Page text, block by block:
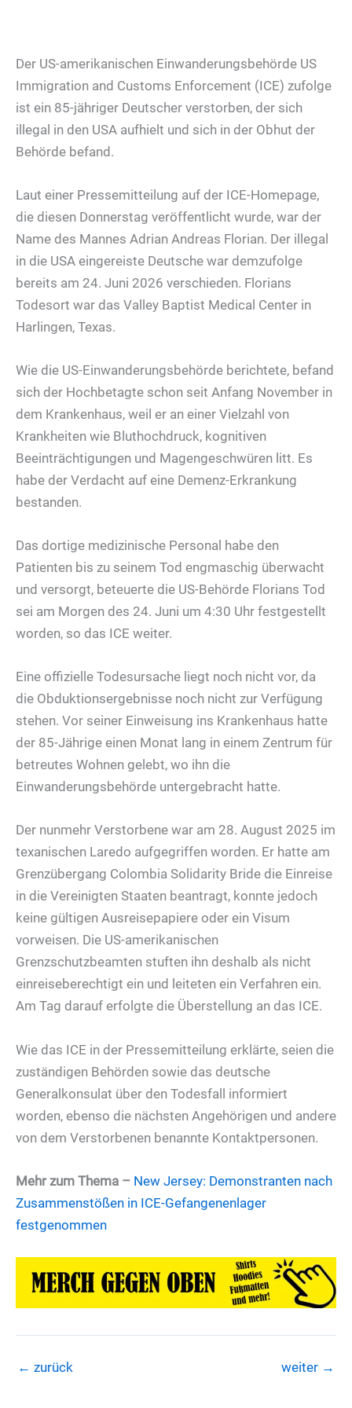
Der US-amerikanischen Einwanderungsbehörde US
Immigration and Customs Enforcement (ICE) zufolge
ist ein 85-jähriger Deutscher verstorben, der sich
illegal in den USA aufhielt und sich in der Obhut der
Behörde befand.
Laut einer Pressemitteilung auf der ICE-Homepage,
die diesen Donnerstag veröffentlicht wurde, war der
Name des Mannes Adrian Andreas Florian. Der illegal
in die USA eingereiste Deutsche war demzufolge
bereits am 24. Juni 2026 verschieden. Florians
Todesort war das Valley Baptist Medical Center in
Harlingen, Texas.
Wie die US-Einwanderungsbehörde berichtete, befand
sich der Hochbetagte schon seit Anfang November in
dem Krankenhaus, weil er an einer Vielzahl von
Krankheiten wie Bluthochdruck, kognitiven
Beeinträchtigungen und Magengeschwüren litt. Es
habe der Verdacht auf eine Demenz-Erkrankung
bestanden.
Das dortige medizinische Personal habe den
Patienten bis zu seinem Tod engmaschig überwacht
und versorgt, beteuerte die US-Behörde Florians Tod
sei am Morgen des 24. Juni um 4:30 Uhr festgestellt
worden, so das ICE weiter.
Eine offizielle Todesursache liegt noch nicht vor, da
die Obduktionsergebnisse noch nicht zur Verfügung
stehen. Vor seiner Einweisung ins Krankenhaus hatte
der 85-Jährige einen Monat lang in einem Zentrum für
betreutes Wohnen gelebt, wo ihn die
Einwanderungsbehörde untergebracht hatte.
Der nunmehr Verstorbene war am 28. August 2025 im
texanischen Laredo aufgegriffen worden. Er hatte am
Grenzübergang Colombia Solidarity Bride die Einreise
in die Vereinigten Staaten beantragt, konnte jedoch
keine gültigen Ausreisepapiere oder ein Visum
vorweisen. Die US-amerikanischen
Grenzschutzbeamten stuften ihn deshalb als nicht
einreiseberechtigt ein und leiteten ein Verfahren ein.
Am Tag darauf erfolgte die Überstellung an das ICE.
Wie das ICE in der Pressemitteilung erklärte, seien die
zuständigen Behörden sowie das deutsche
Generalkonsulat über den Todesfall informiert
worden, ebenso die nächsten Angehörigen und andere
von dem Verstorbenen benannte Kontaktpersonen.
Mehr zum Thema – New Jersey: Demonstranten nach
Zusammenstößen in ICE-Gefangenenlager
festgenommen
← zurück weiter →